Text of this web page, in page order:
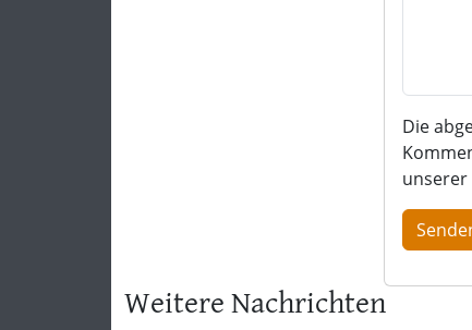
Die
unserer
Weitere Nachrichten